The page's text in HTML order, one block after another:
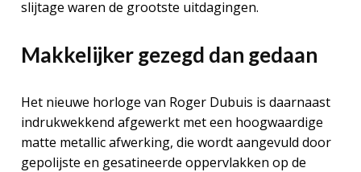
slijtage waren de grootste uitdagingen.
Makkelijker gezegd dan gedaan
Het nieuwe horloge van Roger Dubuis is daarnaast
indrukwekkend afgewerkt met een hoogwaardige
matte metallic afwerking, die wordt aangevuld door
gepolijste en gesatineerde oppervlakken op de